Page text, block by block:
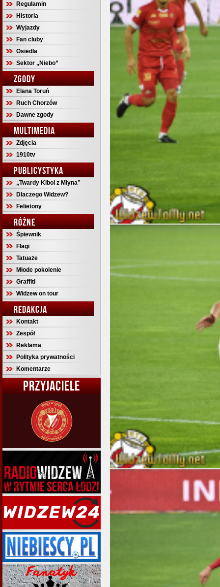
Regulamin
Historia
Wyjazdy
Fan cluby
Osiedla
Sektor „Niebo”
ZGODY
Elana Toruń
Ruch Chorzów
Dawne zgody
MULTIMEDIA
Zdjęcia
1910tv
PUBLICYSTYKA
„Twardy Kibol z Młyna”
Dlaczego Widzew?
Felietony
RÓŻNE
Śpiewnik
Flagi
Tatuaże
Młode pokolenie
Graffiti
Widzew on tour
REDAKCJA
Kontakt
Zespół
Reklama
Polityka prywatności
Komentarze
PRZYJACIELE